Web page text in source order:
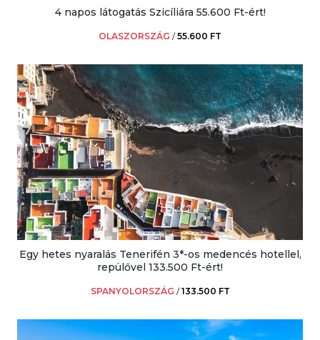
4 napos látogatás Szicíliára 55.600 Ft-ért!
OLASZORSZÁG /55.600 FT
Egy hetes nyaralás Tenerifén 3*-os medencés hotellel,
repülővel 133.500 Ft-ért!
SPANYOLORSZÁG /133.500 FT